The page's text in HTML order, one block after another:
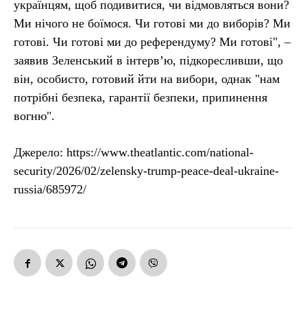
українцям, щоб подивитися, чи відмовляться вони?
Ми нічого не боїмося. Чи готові ми до виборів? Ми
готові. Чи готові ми до референдуму? Ми готові", –
заявив Зеленський в інтерв’ю, підкоресливши, що
він, особисто, готовий йти на вибори, однак "нам
потрібні безпека, гарантії безпеки, припинення
вогню".
Джерело: https://www.theatlantic.com/national-
security/2026/02/zelensky-trump-peace-deal-ukraine-
russia/685972/